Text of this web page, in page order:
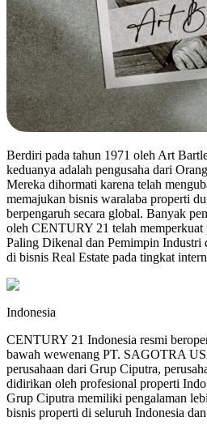
Berdiri pada tahun 1971 oleh Art
keduanya adalah pengusaha dari
Mereka dihormati karena telah
memajukan bisnis waralaba properti
berpengaruh secara global. Banyak
oleh CENTURY 21 telah memperkuat
Paling Dikenal dan Pemimpin Industri
di bisnis Real Estate pada tingkat
Indonesia
CENTURY 21 Indonesia resmi
bawah wewenang PT. SAGOTRA
perusahaan dari Grup Ciputra,
didirikan oleh profesional properti
Grup Ciputra memiliki pengalaman
bisnis properti di seluruh Indonesia